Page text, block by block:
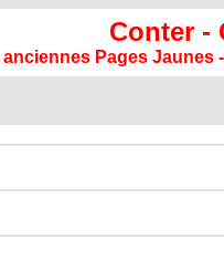
Conter -
anciennes Pages